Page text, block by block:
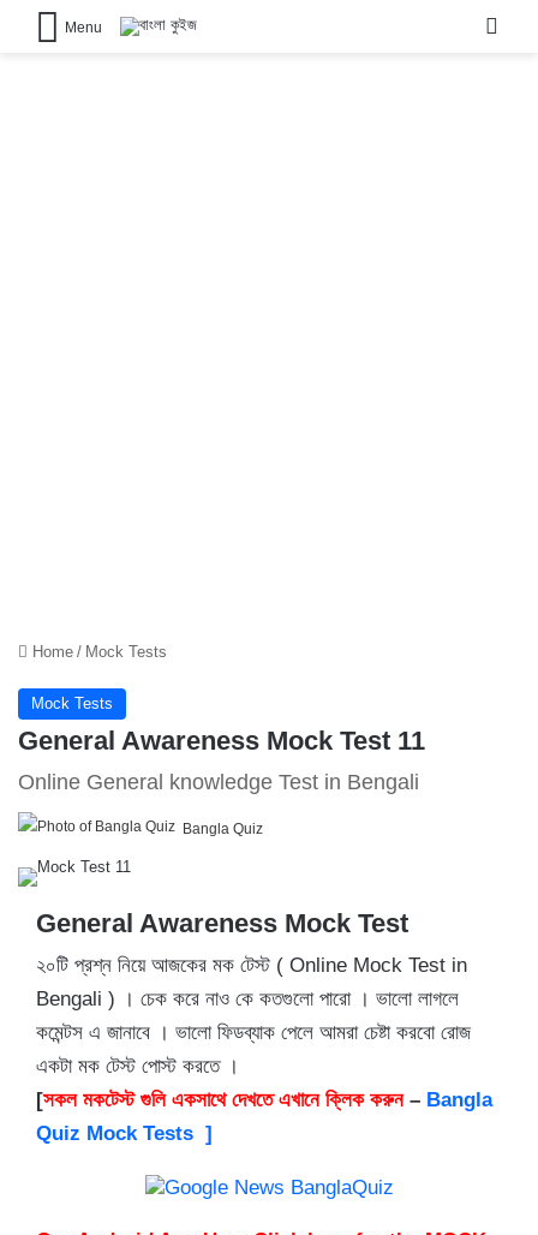
Menu
Home / Mock Tests
Mock Tests
General Awareness Mock Test 11
Online General knowledge Test in Bengali
Bangla Quiz
General Awareness Mock Test
২০টি প্রশ্ন নিয়ে আজকের মক টেস্ট ( Online Mock Test in
Bengali ) । চেক করে নাও কে কতগুলো পারো । ভালো লাগলে
কমেন্টস এ জানাবে । ভালো ফিডব্যাক পেলে আমরা চেষ্টা করবো রোজ
একটা মক টেস্ট পোস্ট করতে ।
[সকল মকটেস্ট গুলি একসাথে দেখতে এখানে ক্লিক করুন– Bangla
Quiz Mock Tests ]